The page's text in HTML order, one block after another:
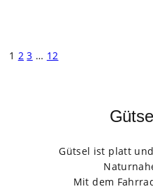
1 2 3 … 12
Gütsel ist platt
Mit dem